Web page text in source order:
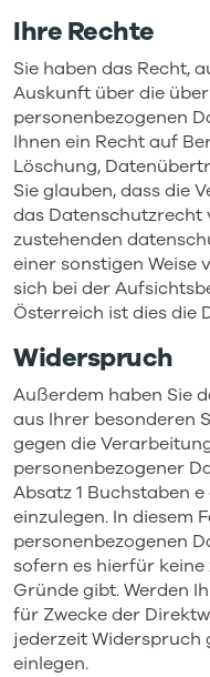
Ihre Rechte
Sie haben das Recht,
Auskunft über die
personenbezogenen
Ihnen ein Recht auf
Löschung,
Sie glauben, dass die
das Datenschutzrecht
zustehenden
einer sonstigen Weise
sich bei der
Österreich ist dies die
Widerspruch
Außerdem haben Sie
aus Ihrer besonderen
gegen die
personenbezogener
Absatz 1 Buchstaben
einzulegen. In diesem
personenbezogenen
sofern es hierfür
Gründe gibt. Werden
für Zwecke der
jederzeit Widerspruch
einlegen.